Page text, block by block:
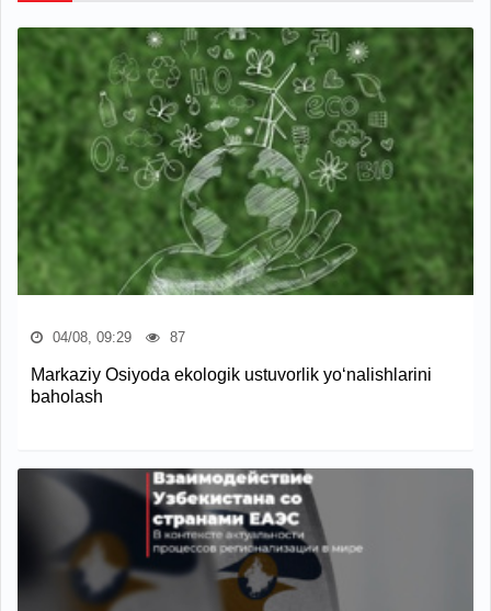
04/08, 09:29 87
Markaziy Osiyoda ekologik ustuvorlik yo‘nalishlarini
baholash